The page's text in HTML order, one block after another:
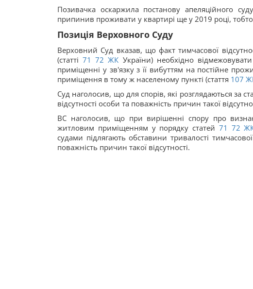
Позивачка оскаржила постанову апеляційного
припинив проживати у квартирі ще у 2019 році, тобто
Позиція Верховного Суду
Верховний Суд вказав, що факт тимчасової
(статті 71 72ЖК України) необхідно
приміщенні у зв'язку з її вибуттям на постійне
приміщення в тому ж населеному пункті (стаття 107
Суд наголосив, що для спорів, які розглядаються за
відсутності особи та поважність причин такої
ВС наголосив, що при вирішенні спору про
житловим приміщенням у порядку статей 71 72
судами підлягають обставини тривалості
поважність причин такої відсутності.